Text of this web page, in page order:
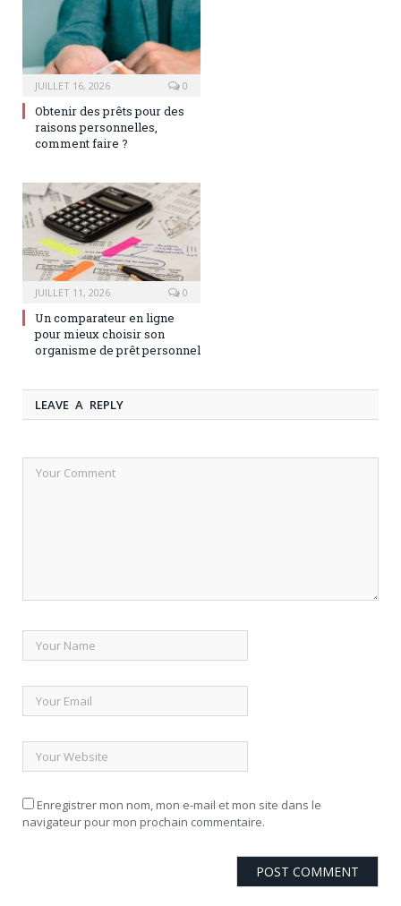
JUILLET 16, 2026 0
Obtenir des prêts pour des
raisons personnelles,
comment faire ?
JUILLET 11, 2026 0
Un comparateur en ligne
pour mieux choisir son
organisme de prêt personnel
LEAVE A REPLY
Enregistrer mon nom, mon e-mail et mon site dans le
navigateur pour mon prochain commentaire.